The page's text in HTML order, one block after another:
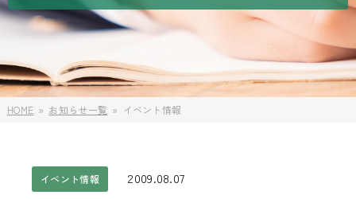
HOME お知らせ一覧 イベント情報
イベント情報
2009.08.07